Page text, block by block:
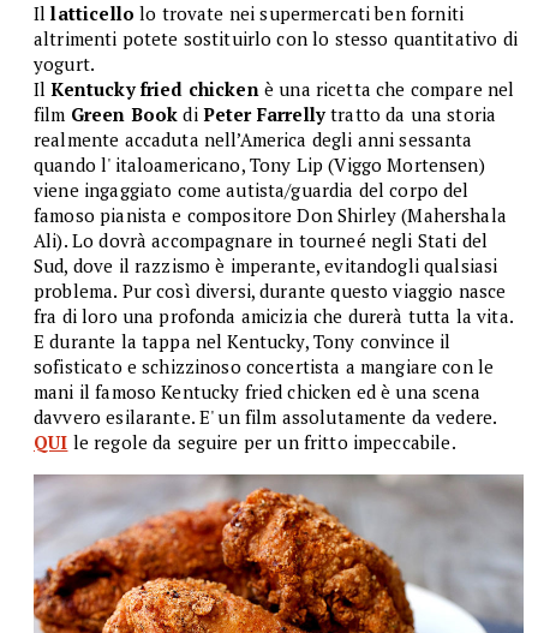
Illatticello lo trovate nei supermercati ben forniti
altrimenti potete sostituirlo con lo stesso quantitativo di
yogurt.
IlKentucky fried chicken è una ricetta che compare nel
film Green Book di Peter Farrellytratto da una storia
realmente accaduta nell’America degli anni sessanta
quando l' italoamericano, Tony Lip (Viggo Mortensen)
viene ingaggiato come autista/guardia del corpo del
famoso pianista e compositore Don Shirley (Mahershala
Ali). Lo dovrà accompagnare in tourneé negli Stati del
Sud, dove il razzismo è imperante, evitandogli qualsiasi
problema. Pur così diversi, durante questo viaggio nasce
fra di loro una profonda amicizia che durerà tutta la vita.
E durante la tappa nel Kentucky, Tony convince il
sofisticato e schizzinoso concertista a mangiare con le
mani il famoso Kentucky fried chicken ed è una scena
davvero esilarante. E' un film assolutamente da vedere.
QUI le regole da seguire per un fritto impeccabile.